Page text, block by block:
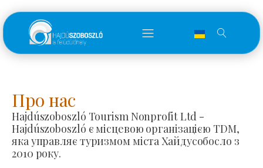
Про нас
Hajdúszoboszló Tourism Nonprofit Ltd -
Hajdúszoboszló є місцевою організацією TDM,
яка управляє туризмом міста Хайдусобосло з
2010 року.